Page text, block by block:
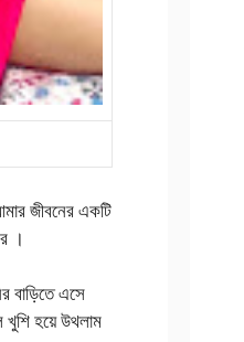
জীবনের একটি
।
বাড়িতে এসে
হয়ে উথলাম